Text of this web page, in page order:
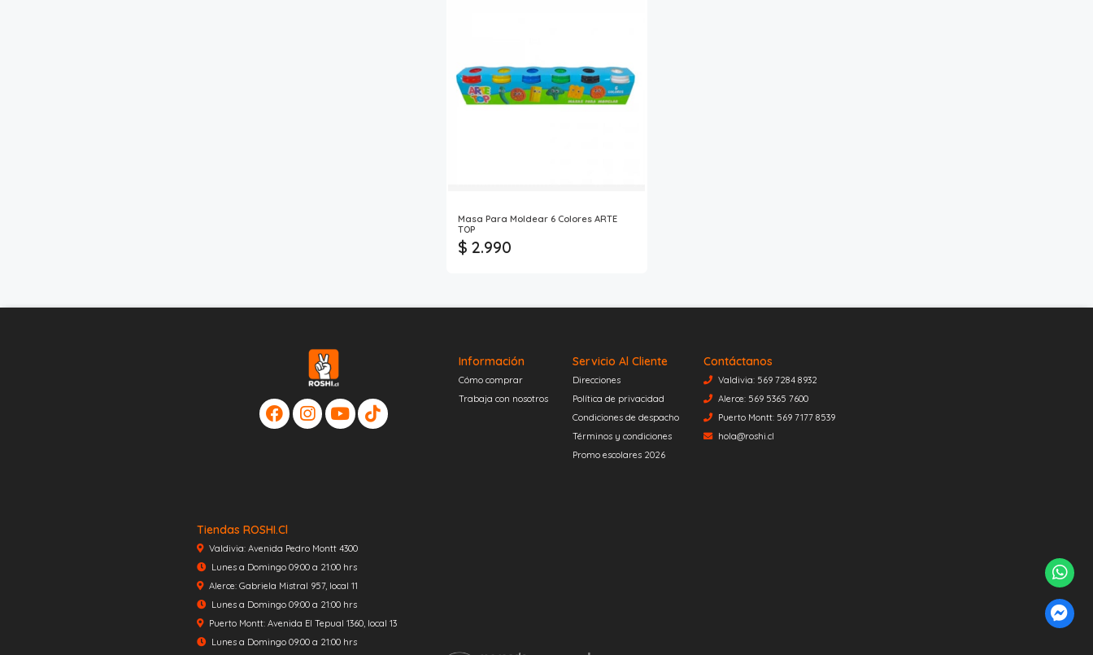
Masa Para Moldear 6 Colores ARTE
TOP
$ 2.990
Información
Cómo comprar
Trabaja con nosotros
Servicio Al Cliente
Direcciones
Política de privacidad
Condiciones de despacho
Términos y condiciones
Promo escolares 2026
Contáctanos
Valdivia: 569 7284 8932
Alerce: 569 5365 7600
Puerto Montt: 569 7177 8539
hola@roshi.cl
Tiendas ROSHI.cl
Valdivia: Avenida Pedro Montt 4300
Lunes a Domingo 09:00 a 21:00 hrs
Alerce: Gabriela Mistral 957, local 11
Lunes a Domingo 09:00 a 21:00 hrs
Puerto Montt: Avenida El Tepual 1360, local 13
Lunes a Domingo 09:00 a 21:00 hrs